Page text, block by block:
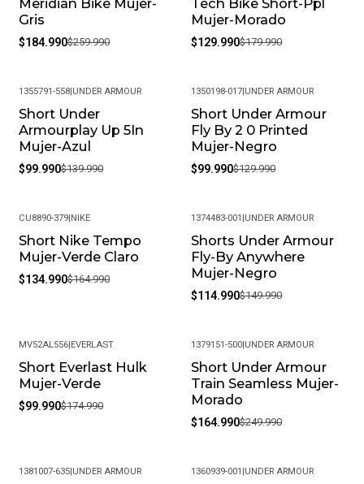
Gris
$184.990$259.990
Mujer-Morado
$129.990$179.990
-29%
1355791-558| UNDER ARMOUR
Short Under
Armourplay Up 5In
Mujer-Azul
$99.990$139.990
-23%
1350198-017 UNDER ARMOUR
Short Under Armour
Fly By 2 0 Printed
Mujer-Negro
$99.990$129.990
-18%
CU8890-379| NIKE
Short Nike Tempo
Mujer-Verde Claro
$134.990$164.990
-23%
1374483-001 UNDER ARMOUR
Shorts Under Armour
Fly-By Anywhere
Mujer-Negro
$114.990$149.990
-43%
MV52AL556|EVERLAST
Short Everlast Hulk
Mujer-Verde
$99.990$174.990
-34%
1379151-500|UNDER ARMOUR
Short Under Armour
Train Seamless Mujer-
Morado
$164.990$249.990
1381007-635|UNDER ARMOUR 1360939-001 |UNDER ARMOUR